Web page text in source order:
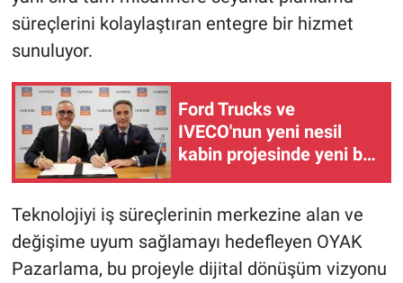
süreçlerini kolaylaştıran entegre bir hizmet
sunuluyor.
Ford Trucks ve
IVECO'nun yeni nesil
kabin projesinde yeni bir
Teknolojiyi iş süreçlerinin merkezine alan ve
değişime uyum sağlamayı hedefleyen OYAK
Pazarlama, bu projeyle dijital dönüşüm vizyonu